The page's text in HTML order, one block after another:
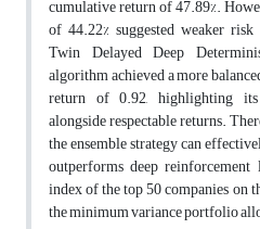
cumulative return of 47.89%.
of 44.22% suggested weaker
Twin Delayed Deep
algorithm achieved a more
return of 0.92, highlighting
alongside respectable returns.
the ensemble strategy can
outperforms deep
index of the top 50 companies on
the minimum variance portfolio